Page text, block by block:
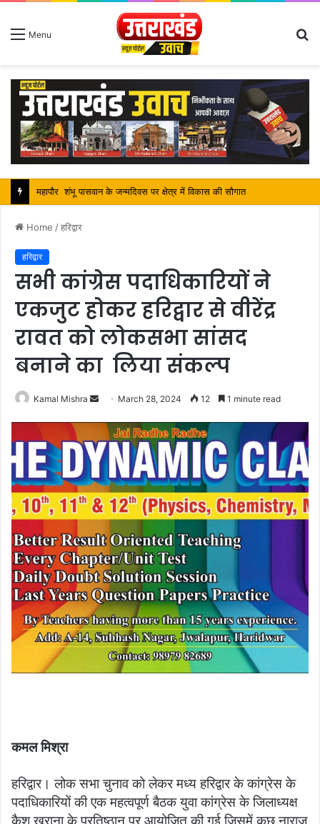
Menu
Home /हरिद्वार
हरिद्वार
सभी कांग्रेस पदाधिकारियों ने
एकजुट होकर हरिद्वार से वीरेंद्र
रावत को लोकसभा सांसद
बनाने का लिया संकल्प
Kamal Mishra
Send
email
March 28, 2024 12 1 minute read
कमल मिश्रा
हरिद्वार। लोक सभा चुनाव को लेकर मध्य हरिद्वार के कांग्रेस के
पदाधिकारियों की एक महत्वपूर्ण बैठक युवा कांग्रेस के जिलाध्यक्ष